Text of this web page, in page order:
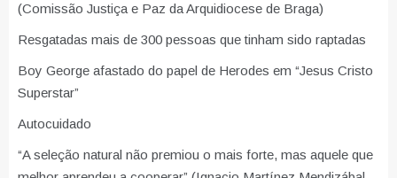
(Comissão Justiça e Paz da Arquidiocese de Braga)
Resgatadas mais de 300 pessoas que tinham sido raptadas
Boy George afastado do papel de Herodes em “Jesus Cristo
Superstar”
Autocuidado
“A seleção natural não premiou o mais forte, mas aquele que